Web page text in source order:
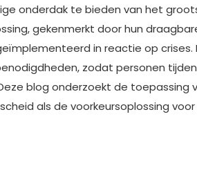
onderdak te bieden van het
gekenmerkt door hun
in reactie op crises.
zodat personen
blog onderzoekt de toepassing
als de voorkeursoplossing voor